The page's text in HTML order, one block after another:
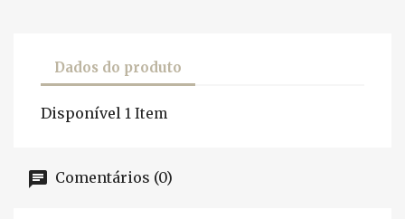
Dados do produto
Disponível 1 Item
Comentários (0)